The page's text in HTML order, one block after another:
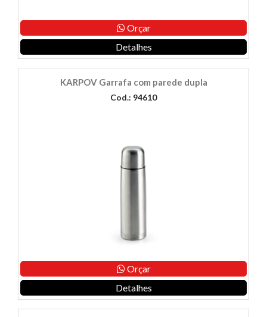
Orçar
Detalhes
KARPOV Garrafa com parede dupla
Cod.: 94610
Orçar
Detalhes